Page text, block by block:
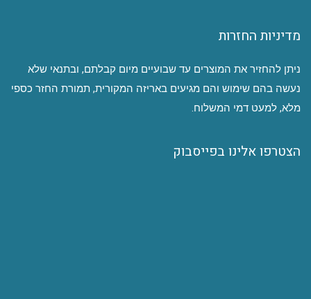
מדיניות החזרות
ניתן להחזיר את המוצרים עד שבועיים מיום קבלתם, ובתנאי שלא
נעשה בהם שימוש והם מגיעים באריזה המקורית, תמורת החזר כספי
מלא, למעט דמי המשלוח.
הצטרפו אלינו בפייסבוק